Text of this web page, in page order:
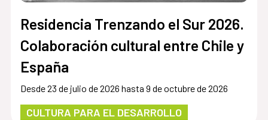
Residencia Trenzando el Sur 2026.
Colaboración cultural entre Chile y
España
Desde 23 de julio de 2026 hasta 9 de octubre de 2026
CULTURA PARA EL DESARROLLO